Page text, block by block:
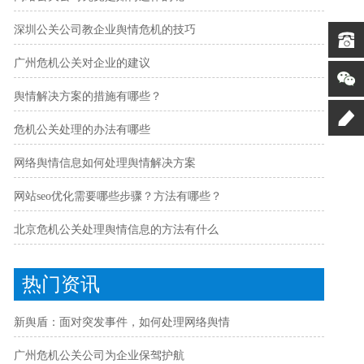
深圳公关公司教企业舆情危机的技巧
广州危机公关对企业的建议
舆情解决方案的措施有哪些？
危机公关处理的办法有哪些
网络舆情信息如何处理舆情解决方案
网站seo优化需要哪些步骤？方法有哪些？
北京危机公关处理舆情信息的方法有什么
热门资讯
新舆盾：面对突发事件，如何处理网络舆情
广州危机公关公司为企业保驾护航